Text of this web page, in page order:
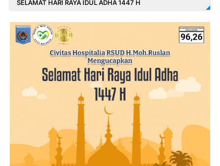
SELAMAT HARI RAYA IDUL ADHA 1447 H